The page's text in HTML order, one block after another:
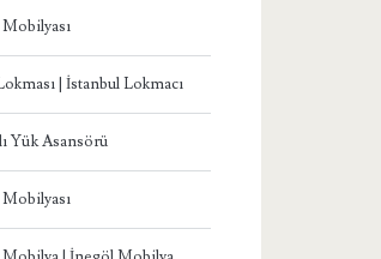
| İstanbul Lokmacı
Yük Asansörü